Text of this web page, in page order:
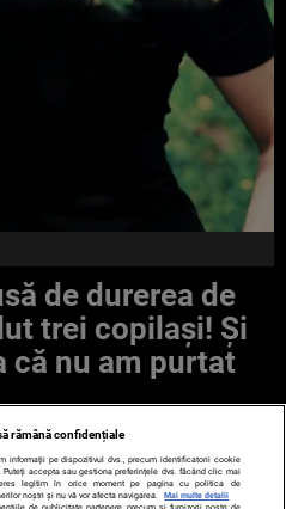
de durerea de
trei copilași! Și
că nu am purtat
rămână confidențiale
informații pe dispozitivul dvs., precum identificatorii cookie
accepta sau gestiona preferințele dvs. făcând clic mai
legitim în orice moment pe pagina cu politica de
noștri și nu vă vor afecta navigarea.
Mai multe detalii
de publicitate partenere, precum si furnizorii nostri de